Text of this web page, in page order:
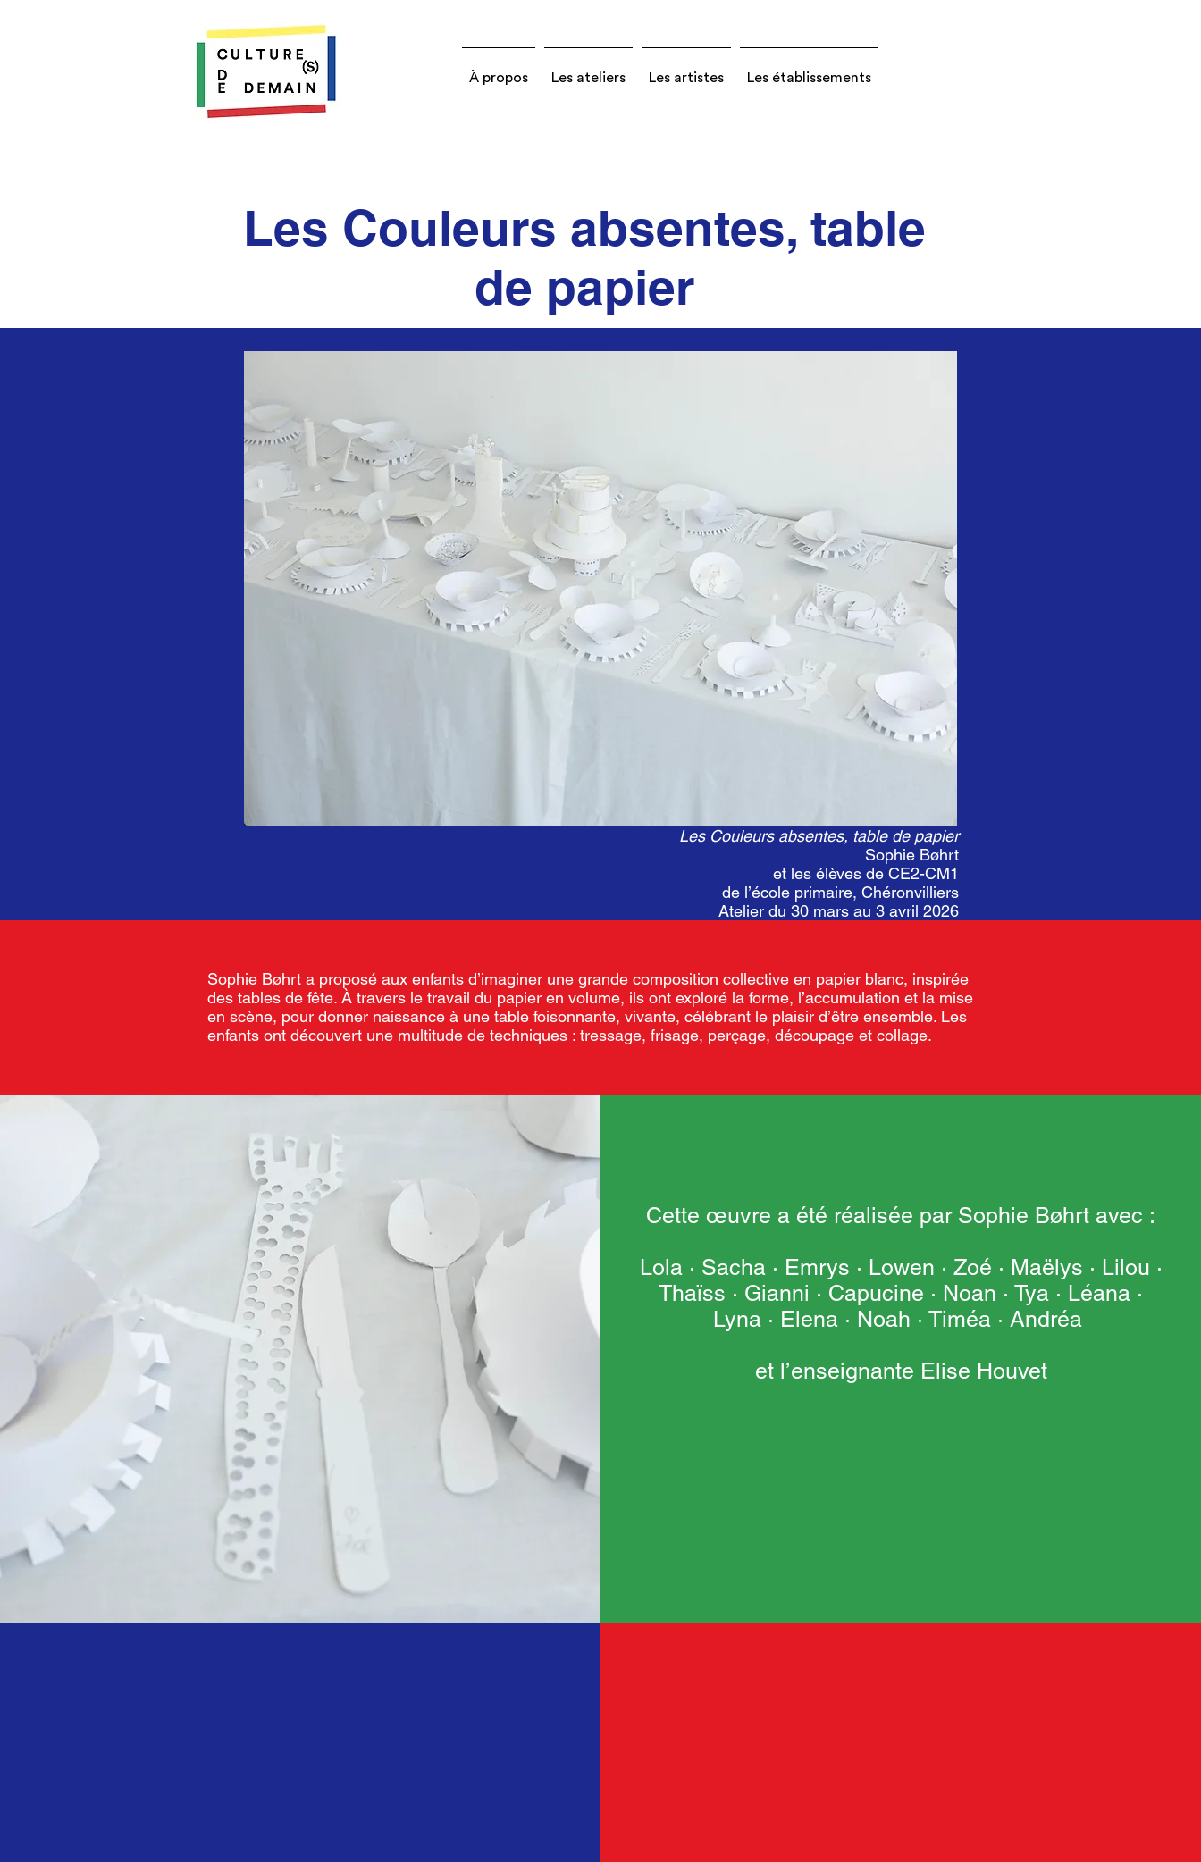
À propos Les ateliers Les artistes Les établissements
Les Couleurs absentes, table
de papier
Les Couleurs absentes, table de papier
Sophie Bøhrt
et les élèves de CE2-CM1
de l’école primaire, Chéronvilliers
Atelier du 30 mars au 3 avril 2026
Sophie Bøhrt a proposé aux enfants d’imaginer une grande composition collective en papier blanc, inspirée
des tables de fête. À travers le travail du papier en volume, ils ont exploré la forme, l’accumulation et la mise
en scène, pour donner naissance à une table foisonnante, vivante, célébrant le plaisir d’être ensemble. Les
enfants ont découvert une multitude de techniques : tressage, frisage, perçage, découpage et collage.
Cette œuvre a été réalisée par Sophie Bøhrt avec :
Lola · Sacha · Emrys · Lowen · Zoé · Maëlys · Lilou ·
Thaïss · Gianni · Capucine · Noan · Tya · Léana ·
Lyna · Elena · Noah · Timéa · Andréa
et l’enseignante Elise Houvet